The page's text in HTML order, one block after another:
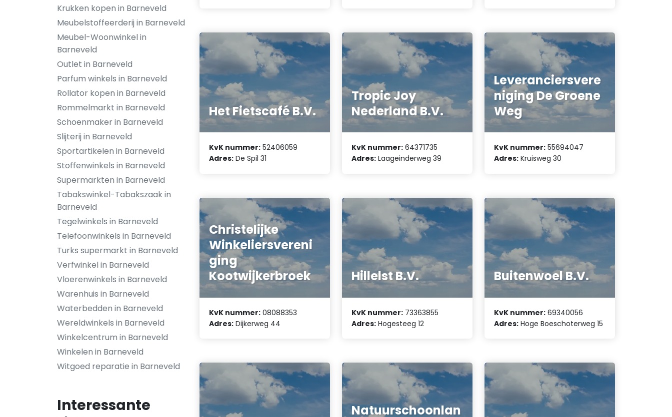
Krukken kopen in Barneveld
Meubelstoffeerderij in Barneveld
Meubel-Woonwinkel in
Barneveld
Outlet in Barneveld
Parfum winkels in Barneveld
Rollator kopen in Barneveld
Rommelmarkt in Barneveld
Schoenmaker in Barneveld
Slijterij in Barneveld
Sportartikelen in Barneveld
Stoffenwinkels in Barneveld
Supermarkten in Barneveld
Tabakswinkel-Tabakszaak in
Barneveld
Tegelwinkels in Barneveld
Telefoonwinkels in Barneveld
Turks supermarkt in Barneveld
Verfwinkel in Barneveld
Vloerenwinkels in Barneveld
Warenhuis in Barneveld
Waterbedden in Barneveld
Wereldwinkels in Barneveld
Winkelcentrum in Barneveld
Winkelen in Barneveld
Witgoed reparatie in Barneveld
Interessante
Het Fietscafé B.V.
KvK nummer: 52406059
Adres: De Spil 31
Tropic Joy
Nederland B.V.
KvK nummer: 64371735
Adres: Laageinderweg 39
Leveranciersvere
niging De Groene
Weg
KvK nummer: 55694047
Adres: Kruisweg 30
Christelijke
Winkeliersvereni
ging
Kootwijkerbroek
KvK nummer: 08088353
Adres: Dijkerweg 44
Hillelst B.V.
KvK nummer: 73363855
Adres: Hogesteeg 12
Buitenwoel B.V.
KvK nummer: 69340056
Adres: Hoge Boeschoterweg 15
Natuurschoonlan